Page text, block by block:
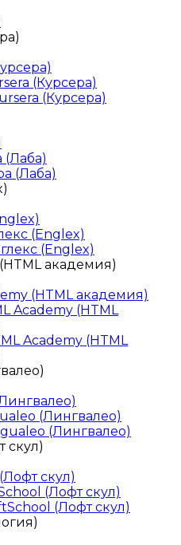
(Курсера)
(Курсера)
(Лаба)
(Лаба)
(Englex)
(Englex)
академия)
(HTML академия)
Academy (HTML
Academy (HTML
(Лингвалео)
(Лингвалео)
скул)
скул)
(Лофт скул)
(Лофт скул)